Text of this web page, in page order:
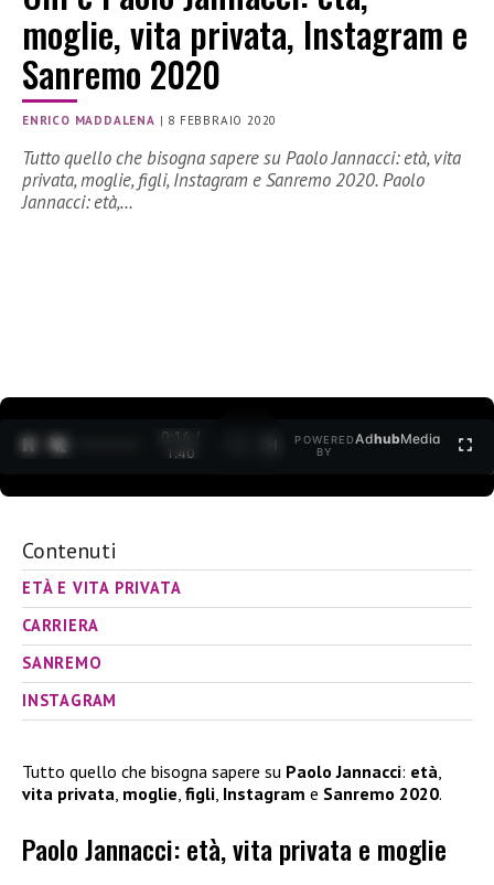
moglie, vita privata, Instagram e
Sanremo 2020
ENRICO MADDALENA | 8 FEBBRAIO 2020
Tutto quello che bisogna sapere su Paolo Jannacci: età, vita
privata, moglie, figli, Instagram e Sanremo 2020. Paolo
Jannacci: età,…
0:15 /
1:40
POWERED
BY
AdhubMedia
Contenuti
ETÀ E VITA PRIVATA
CARRIERA
SANREMO
INSTAGRAM
Tutto quello che bisogna sapere su Paolo Jannacci: età,
vita privata, moglie, figli, Instagram e Sanremo 2020.
Paolo Jannacci: età, vita privata e moglie